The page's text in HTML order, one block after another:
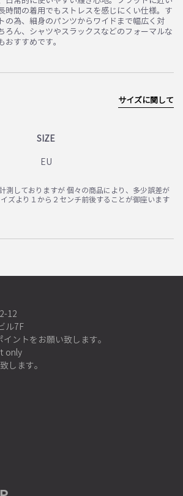
時間の着用でもストレスを感じにくい仕様。す
の為、細身のパンツからワイドまで幅広く対
ろん、シャツやスラックスなどのフォーマルな
おすすめです。
SIZE
EU
サイズに関して
測しておりますが 個々の商品により、多少誤差が
ズより１から２センチ前後することが御座います
12
ル7F
ントをお願い致します。
only
します。